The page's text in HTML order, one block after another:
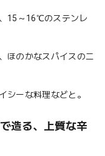
15～16℃のステンレ
ほのかなスパイスのニ
シーな料理などと。
造る、上質な辛